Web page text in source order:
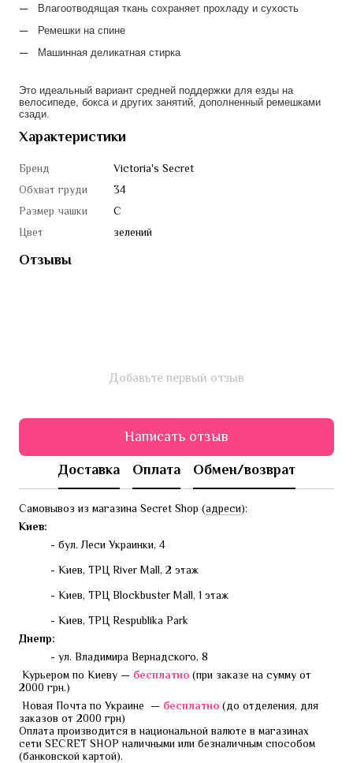
Влагоотводящая ткань сохраняет прохладу и сухость
Ремешки на спине
Машинная деликатная стирка
Это идеальный вариант средней поддержки для езды на
велосипеде, бокса и других занятий, дополненный ремешками
сзади.
Характеристики
Бренд
Victoria's Secret
Обхват груди
34
Размер чашки
C
Цвет
зелений
Отзывы
Добавьте первый отзыв
Написать отзыв
Доставка Оплата Обмен/возврат
Самовывоз из магазина Secret Shop (адреси):
Киев:
- бул. Леси Украинки, 4
- Киев, ТРЦ River Mall, 2 этаж
- Киев, ТРЦ Blockbuster Mall, 1 этаж
- Киев, ТРЦ Respublika Park
Днепр:
- ул. Владимира Вернадского, 8
Курьером по Киеву — бесплатно (при заказе на сумму от
2000 грн.)
Новая Почта по Украине  — бесплатно (до отделения, для
заказов от 2000 грн)
Оплата производится в национальной валюте в магазинах
сети SECRET SHOP наличными или безналичным способом
(банковской картой).